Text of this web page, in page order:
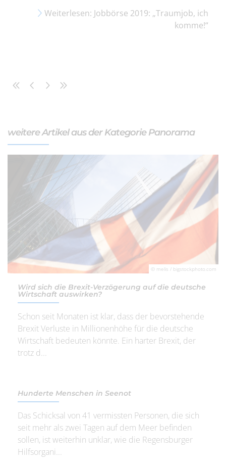
Weiterlesen: Jobbörse 2019: „Traumjob, ich
komme!“
weitere Artikel aus der Kategorie Panorama
© melis / bigstockphoto.com
Wird sich die Brexit-Verzögerung auf die deutsche
Wirtschaft auswirken?
Schon seit Monaten ist klar, dass der bevorstehende
Brexit Verluste in Millionenhöhe für die deutsche
Wirtschaft bedeuten könnte. Ein harter Brexit, der
trotz d...
Hunderte Menschen in Seenot
Das Schicksal von 41 vermissten Personen, die sich
seit mehr als zwei Tagen auf dem Meer befinden
sollen, ist weiterhin unklar, wie die Regensburger
Hilfsorgani...